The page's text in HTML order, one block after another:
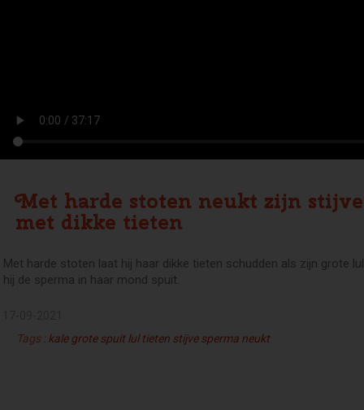
Met harde stoten neukt zijn
met dikke tieten
Met harde stoten laat hij haar dikke tieten schudden als zijn grote
hij de sperma in haar mond spuit.
Tags :kale grote spuit lul tieten stijve sperma neukt